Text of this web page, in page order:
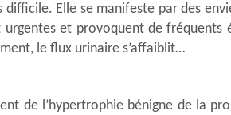
difficile. Elle se manifeste par des
urgentes et provoquent de fréquents
le flux urinaire s’affaiblit…
de l’hypertrophie bénigne de la